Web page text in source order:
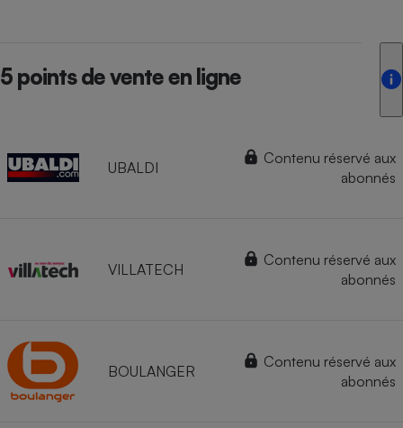
5 points de vente en ligne
UBALDI
Contenu réservé aux
abonnés
VILLATECH
Contenu réservé aux
abonnés
BOULANGER
Contenu réservé aux
abonnés